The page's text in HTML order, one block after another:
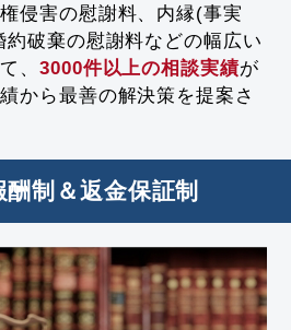
侵害の慰謝料、内縁(事実
破棄の慰謝料などの幅広い
、3000件以上の相談実績が
から最善の解決策を提案さ
制＆返金保証制